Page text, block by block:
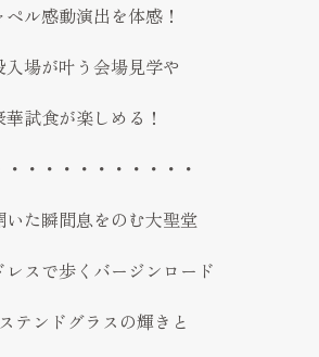
ペル感動演出を体感！
入場が叶う会場見学や
華試食が楽しめる！
・・・・・・・・・・・
いた瞬間息をのむ大聖堂
レスで歩くバージンロード
テンドグラスの輝きと